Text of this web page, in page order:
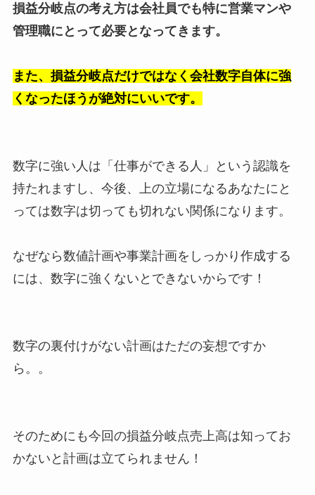
損益分岐点の考え方は会社員でも特に営業マンや
管理職にとって必要となってきます。
また、損益分岐点だけではなく会社数字自体に強
くなったほうが絶対にいいです。
数字に強い人は「仕事ができる人」という認識を
持たれますし、今後、上の立場になるあなたにと
っては数字は切っても切れない関係になります。
なぜなら数値計画や事業計画をしっかり作成する
には、数字に強くないとできないからです！
数字の裏付けがない計画はただの妄想ですか
ら。。
そのためにも今回の損益分岐点売上高は知ってお
かないと計画は立てられません！